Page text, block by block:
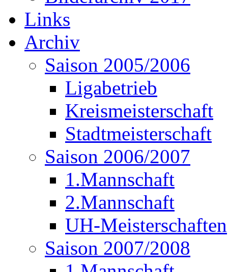
Links
Archiv
Saison 2005/2006
Ligabetrieb
Kreismeisterschaft
Stadtmeisterschaft
Saison 2006/2007
1.Mannschaft
2.Mannschaft
UH-Meisterschaften
Saison 2007/2008